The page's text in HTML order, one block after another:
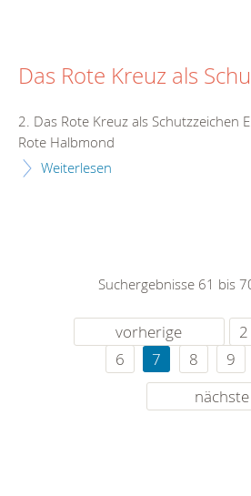
Das Rote Kreuz als
2. Das Rote Kreuz als Schutzzeichen
Rote Halbmond
Weiterlesen
Suchergebnisse 61 bis
vorherige 2
6
7 8 9
nächste